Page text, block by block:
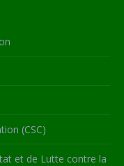
(CSC)
et de Lutte contre la